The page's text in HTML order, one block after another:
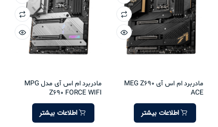
مادربرد ام اس آی MEG Z690
ACE
اطلاعات بیشتر
مادربرد ام اس آی مدل MPG
Z690 FORCE WIFI
اطلاعات بیشتر